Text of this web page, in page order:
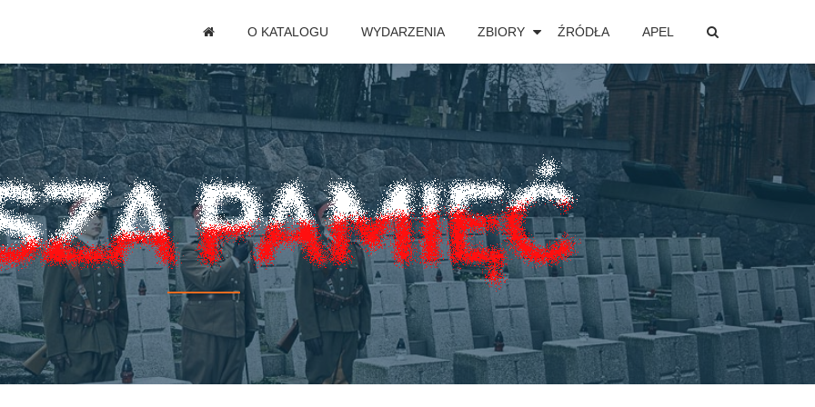
O KATALOGU WYDARZENIA ZBIORY ŹRÓDŁA APEL